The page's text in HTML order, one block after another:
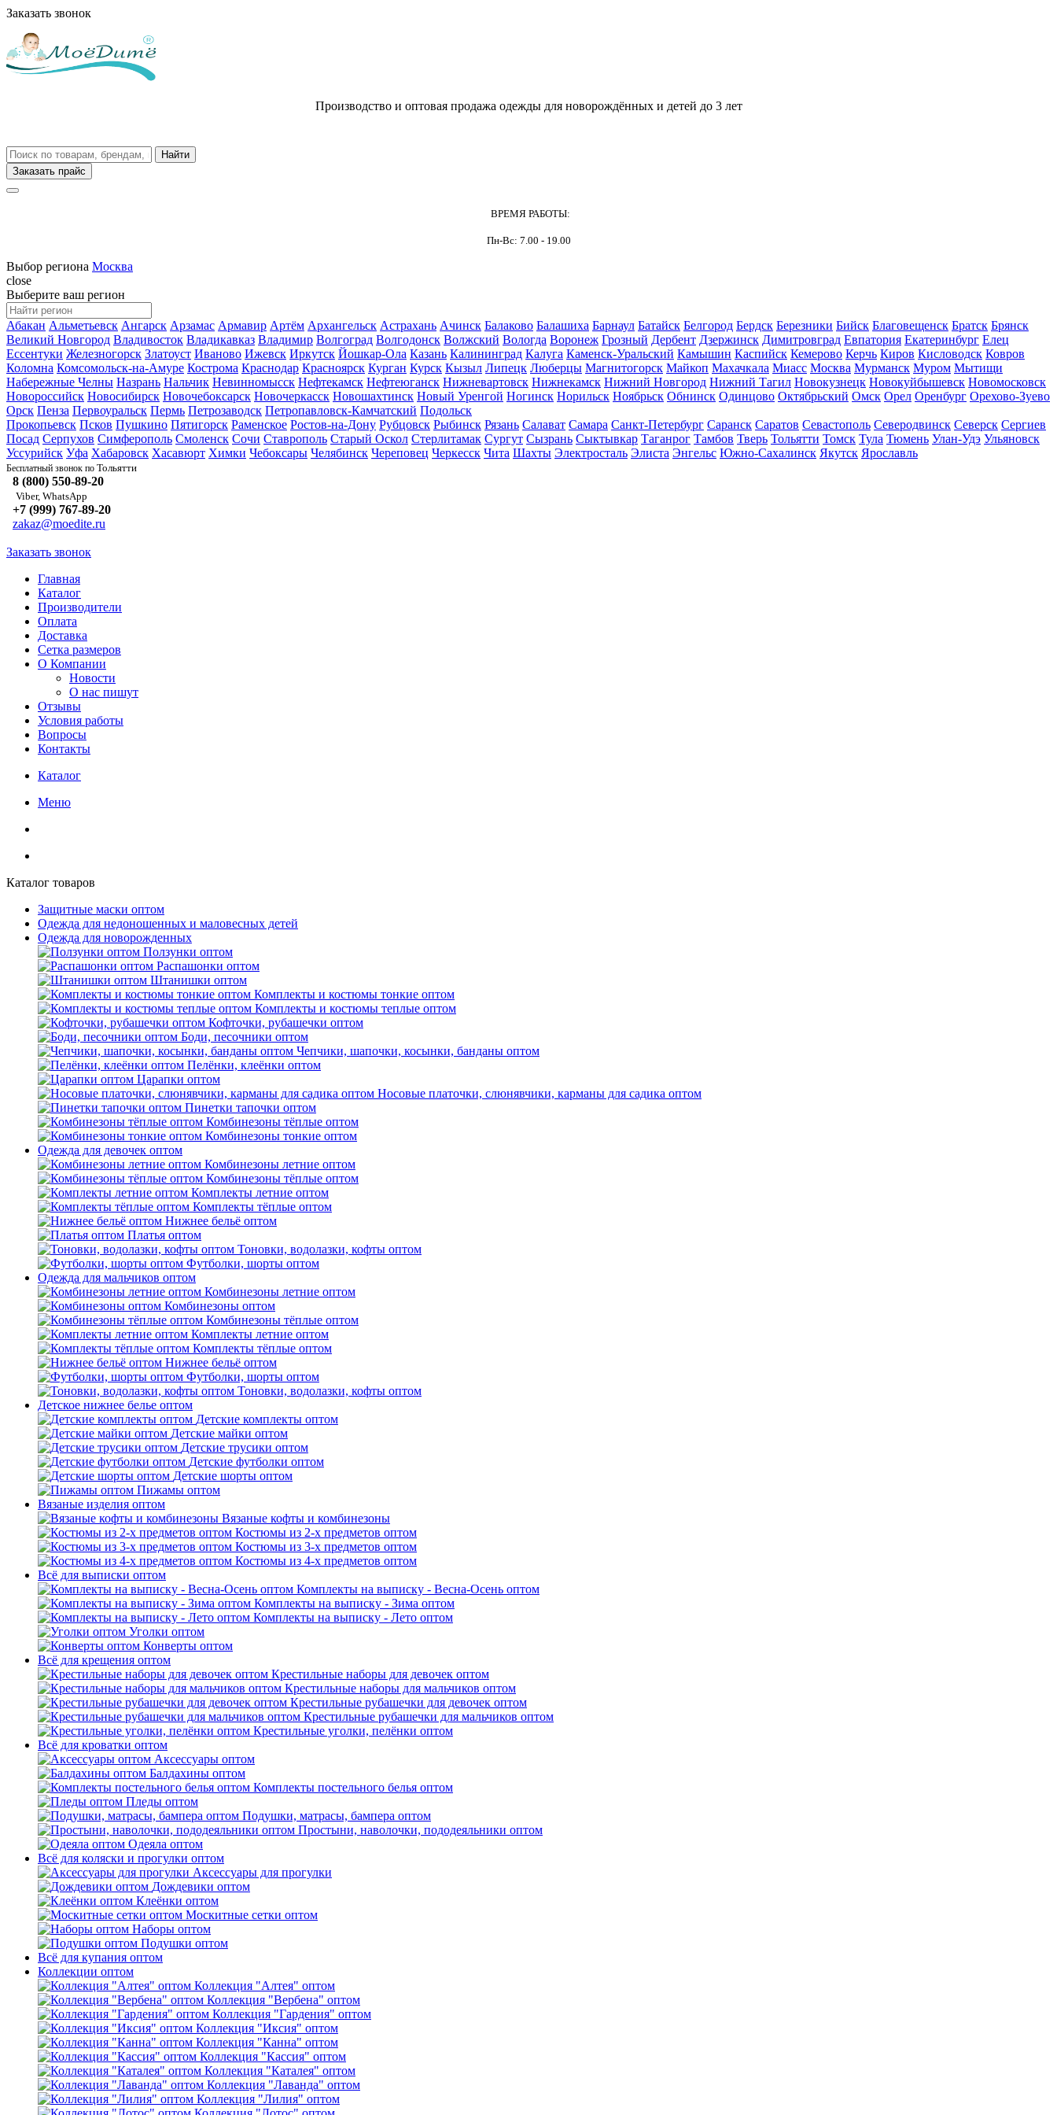
Заказать звонок
Производство и оптовая продажа одежды для новорождённых и детей до 3 лет
Заказать прайс
ВРЕМЯ РАБОТЫ:
Пн-Вс: 7.00 - 19.00
Выбор региона Москва
close
Выберите ваш регион
Абакан Альметьевск Ангарск Арзамас Армавир Артём Архангельск Астрахань Ачинск Балаково Балашиха Барнаул Батайск Белгород Бердск Березники Бийск Благовещенск Братск Брянск
Великий Новгород Владивосток Владикавказ Владимир Волгоград Волгодонск Волжский Вологда Воронеж Грозный Дербент Дзержинск Димитровград Евпатория Екатеринбург Елец
Ессентуки Железногорск Златоуст Иваново Ижевск Иркутск Йошкар-Ола Казань Калининград Калуга Каменск-Уральский Камышин Каспийск Кемерово Керчь Киров Кисловодск Ковров
Коломна Комсомольск-на-Амуре Кострома Краснодар Красноярск Курган Курск Кызыл Липецк Люберцы Магнитогорск Майкоп Махачкала Миасс Москва Мурманск Муром Мытищи
Набережные Челны Назрань Нальчик Невинномысск Нефтекамск Нефтеюганск Нижневартовск Нижнекамск Нижний Новгород Нижний Тагил Новокузнецк Новокуйбышевск Новомосковск
Новороссийск Новосибирск Новочебоксарск Новочеркасск Новошахтинск Новый Уренгой Ногинск Норильск Ноябрьск Обнинск Одинцово Октябрьский Омск Орел Оренбург Орехово-Зуево
Орск Пенза Первоуральск Пермь Петрозаводск Петропавловск-Камчатский Подольск
Прокопьевск Псков Пушкино Пятигорск Раменское Ростов-на-Дону Рубцовск Рыбинск Рязань Салават Самара Санкт-Петербург Саранск Саратов Севастополь Северодвинск Северск Сергиев
Посад Серпухов Симферополь Смоленск Сочи Ставрополь Старый Оскол Стерлитамак Сургут Сызрань Сыктывкар Таганрог Тамбов Тверь Тольятти Томск Тула Тюмень Улан-Удэ Ульяновск
Уссурийск Уфа Хабаровск Хасавюрт Химки Чебоксары Челябинск Череповец Черкесск Чита Шахты Электросталь Элиста Энгельс Южно-Сахалинск Якутск Ярославль
Бесплатный звонок по Тольятти
8 (800) 550-89-20
Viber, WhatsApp
+7 (999) 767-89-20
zakaz@moedite.ru
Заказать звонок
Главная
Каталог
Производители
Оплата
Доставка
Сетка размеров
О Компании
Новости
О нас пишут
Отзывы
Условия работы
Вопросы
Контакты
Каталог
Меню
Каталог товаров
Защитные маски оптом
Одежда для недоношенных и маловесных детей
Одежда для новорожденных
Ползунки оптом
Распашонки оптом
Штанишки оптом
Комплекты и костюмы тонкие оптом
Комплекты и костюмы теплые оптом
Кофточки, рубашечки оптом
Боди, песочники оптом
Чепчики, шапочки, косынки, банданы оптом
Пелёнки, клеёнки оптом
Царапки оптом
Носовые платочки, слюнявчики, карманы для садика оптом
Пинетки тапочки оптом
Комбинезоны тёплые оптом
Комбинезоны тонкие оптом
Одежда для девочек оптом
Комбинезоны летние оптом
Комбинезоны тёплые оптом
Комплекты летние оптом
Комплекты тёплые оптом
Нижнее бельё оптом
Платья оптом
Тоновки, водолазки, кофты оптом
Футболки, шорты оптом
Одежда для мальчиков оптом
Комбинезоны летние оптом
Комбинезоны оптом
Комбинезоны тёплые оптом
Комплекты летние оптом
Комплекты тёплые оптом
Нижнее бельё оптом
Футболки, шорты оптом
Тоновки, водолазки, кофты оптом
Детское нижнее белье оптом
Детские комплекты оптом
Детские майки оптом
Детские трусики оптом
Детские футболки оптом
Детские шорты оптом
Пижамы оптом
Вязаные изделия оптом
Вязаные кофты и комбинезоны
Костюмы из 2-х предметов оптом
Костюмы из 3-х предметов оптом
Костюмы из 4-х предметов оптом
Всё для выписки оптом
Комплекты на выписку - Весна-Осень оптом
Комплекты на выписку - Зима оптом
Комплекты на выписку - Лето оптом
Уголки оптом
Конверты оптом
Всё для крещения оптом
Крестильные наборы для девочек оптом
Крестильные наборы для мальчиков оптом
Крестильные рубашечки для девочек оптом
Крестильные рубашечки для мальчиков оптом
Крестильные уголки, пелёнки оптом
Всё для кроватки оптом
Аксессуары оптом
Балдахины оптом
Комплекты постельного белья оптом
Пледы оптом
Подушки, матрасы, бампера оптом
Простыни, наволочки, пододеяльники оптом
Одеяла оптом
Всё для коляски и прогулки оптом
Аксессуары для прогулки
Дождевики оптом
Клеёнки оптом
Москитные сетки оптом
Наборы оптом
Подушки оптом
Всё для купания оптом
Коллекции оптом
Коллекция "Алтея" оптом
Коллекция "Вербена" оптом
Коллекция "Гардения" оптом
Коллекция "Иксия" оптом
Коллекция "Канна" оптом
Коллекция "Кассия" оптом
Коллекция "Каталея" оптом
Коллекция "Лаванда" оптом
Коллекция "Лилия" оптом